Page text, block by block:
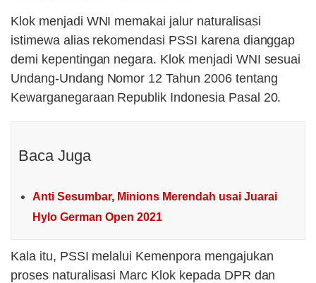
Klok menjadi WNI memakai jalur naturalisasi
istimewa alias rekomendasi PSSI karena dianggap
demi kepentingan negara. Klok menjadi WNI sesuai
Undang-Undang Nomor 12 Tahun 2006 tentang
Kewarganegaraan Republik Indonesia Pasal 20.
Baca Juga
Anti Sesumbar, Minions Merendah usai Juarai
Hylo German Open 2021
Kala itu, PSSI melalui Kemenpora mengajukan
proses naturalisasi Marc Klok kepada DPR dan